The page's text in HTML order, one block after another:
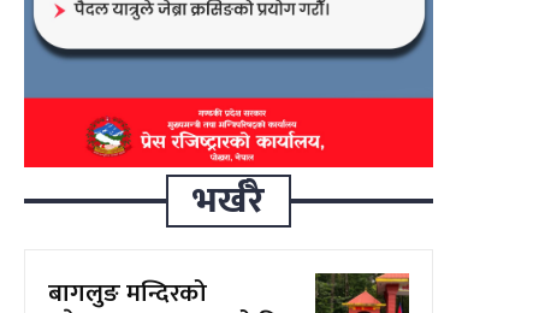
भर्खरै
बागलुङ मन्दिरको